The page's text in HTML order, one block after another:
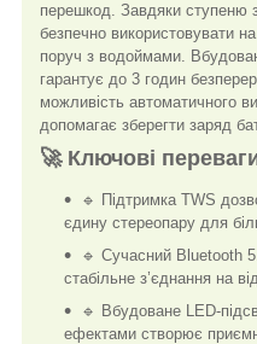
перешкод. Завдяки ступеню
безпечно використовувати
поруч з водоймами.
гарантує до 3 годин
можливість автоматичного
допомагає зберегти заряд
🚀 Ключові
🔹 Підтримка TWS
єдину стереопару для
🔹 Сучасний Bluetooth
стабільне з’єднання на
🔹 Вбудоване LED-
ефектами створює